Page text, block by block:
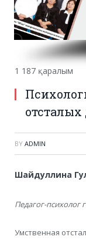
1 187 қаралым
BY ADMIN
Шайдуллина
Педагог-
Умственная